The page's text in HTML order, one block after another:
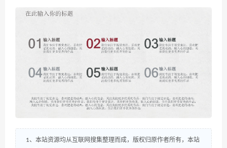
1、本站资源均从互联网搜集整理而成，版权归原作者所有，本站